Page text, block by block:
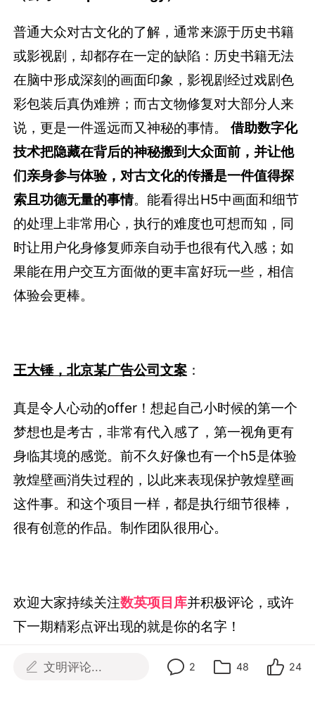
面的体验做得再更好点（比如选工具的时候需要
自己思考，各种音效再有实感一点），就更棒
了 。
老泡，众安保险品牌专家、主理人@ 老泡OG
（公号：laopaostrategy）：
普通大众对古文化的了解，通常来源于历史书籍
或影视剧，却都存在一定的缺陷：历史书籍无法
在脑中形成深刻的画面印象，影视剧经过戏剧色
彩包装后真伪难辨；而古文物修复对大部分人来
说，更是一件遥远而又神秘的事情。
索且功德无量的事情。能看得出H5中画面和细节
的处理上非常用心，执行的难度也可想而知，同
时让用户化身修复师亲自动手也很有代入感；如
果能在用户交互方面做的更丰富好玩一些，相信
体验会更棒。
梦想也是考古，非常有代入感了，第一视角更有
身临其境的感觉。前不久好像也有一个h5是体验
这件事。和这个项目一样，都是执行细节很棒，
文明评论... 2 48 24